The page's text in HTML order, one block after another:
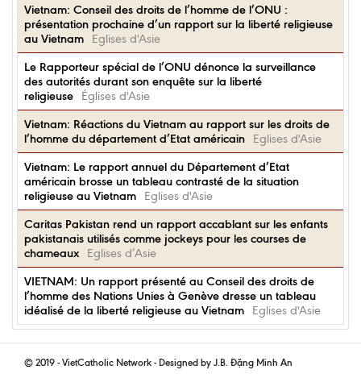
Vietnam: Conseil des droits de l’homme de l’ONU :
présentation prochaine d’un rapport sur la liberté religieuse
au Vietnam
Eglises d'Asie
Le Rapporteur spécial de l’ONU dénonce la surveillance
des autorités durant son enquête sur la liberté
religieuse
Églises d'Asie
Vietnam: Réactions du Vietnam au rapport sur les droits de
l’homme du département d’Etat américain
Eglises d'Asie
Vietnam: Le rapport annuel du Département d’Etat
américain brosse un tableau contrasté de la situation
religieuse au Vietnam
Eglises d'Asie
Caritas Pakistan rend un rapport accablant sur les enfants
pakistanais utilisés comme jockeys pour les courses de
chameaux
Eglises d’Asie
VIETNAM: Un rapport présenté au Conseil des droits de
l’homme des Nations Unies à Genève dresse un tableau
idéalisé de la liberté religieuse au Vietnam
Eglises d'Asie
© 2019 - VietCatholic Network - Designed by J.B. Đặng Minh An